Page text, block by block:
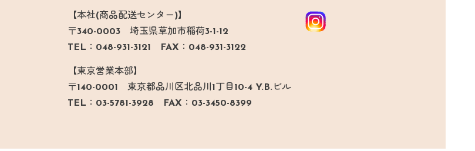
【本社(商品配送センター)】
〒340-0003 埼玉県草加市稲荷3-1-12
TEL：048-931-3121 FAX：048-931-3122
【東京営業本部】
〒140-0001 東京都品川区北品川1丁目10-4 Y.B.ビル
TEL：03-5781-3928 FAX：03-3450-8399